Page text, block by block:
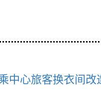
中心旅客换衣间